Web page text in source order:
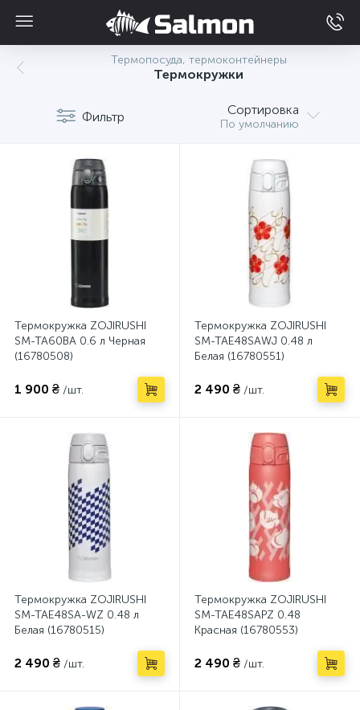
Термопосуда, термоконтейнеры
Термокружки
Фильтр Сортировка
По умолчанию
Термокружка ZOJIRUSHI
SM-TA60BA 0.6 л Черная
(16780508)
1 900 ₴ /шт.
Термокружка ZOJIRUSHI
SM-TAE48SAWJ 0.48 л
Белая (16780551)
2 490 ₴ /шт.
Термокружка ZOJIRUSHI
SM-TAE48SA-WZ 0.48 л
Белая (16780515)
2 490 ₴ /шт.
Термокружка ZOJIRUSHI
SM-TAE48SAPZ 0.48
Красная (16780553)
2 490 ₴ /шт.